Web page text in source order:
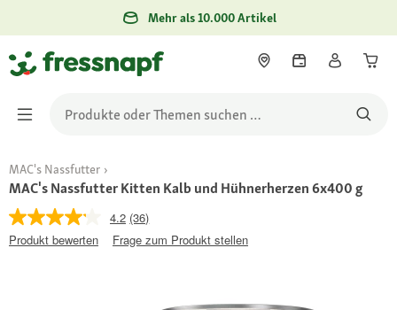
Mehr als 10.000 Artikel
MAC's Nassfutter
MAC's Nassfutter Kitten Kalb und Hühnerherzen 6x400 g
4.2 (36)
Produkt bewerten
Frage zum Produkt stellen